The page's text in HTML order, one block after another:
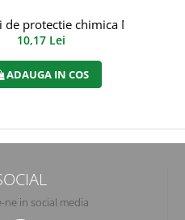
III, art.C915
de protectie chimica New Nitril
10,17 Lei
ADAUGA IN COS
ne in social media